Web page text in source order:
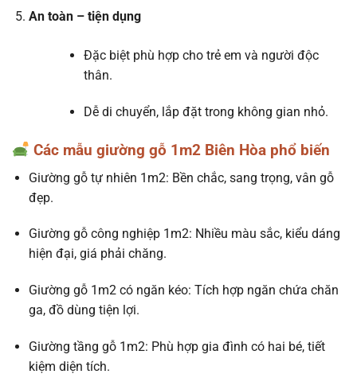
An toàn – tiện dụng
Đặc biệt phù hợp cho trẻ em và người độc
thân.
Dễ di chuyển, lắp đặt trong không gian nhỏ.
Các mẫu giường gỗ 1m2 Biên Hòa phổ biến
Giường gỗ tự nhiên 1m2: Bền chắc, sang trọng, vân gỗ
đẹp.
Giường gỗ công nghiệp 1m2: Nhiều màu sắc, kiểu dáng
hiện đại, giá phải chăng.
Giường gỗ 1m2 có ngăn kéo: Tích hợp ngăn chứa chăn
ga, đồ dùng tiện lợi.
Giường tầng gỗ 1m2: Phù hợp gia đình có hai bé, tiết
kiệm diện tích.